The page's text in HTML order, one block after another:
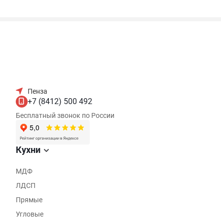
Пенза
+7 (8412) 500 492
Бесплатный звонок по России
Кухни
МДФ
ЛДСП
Прямые
Угловые